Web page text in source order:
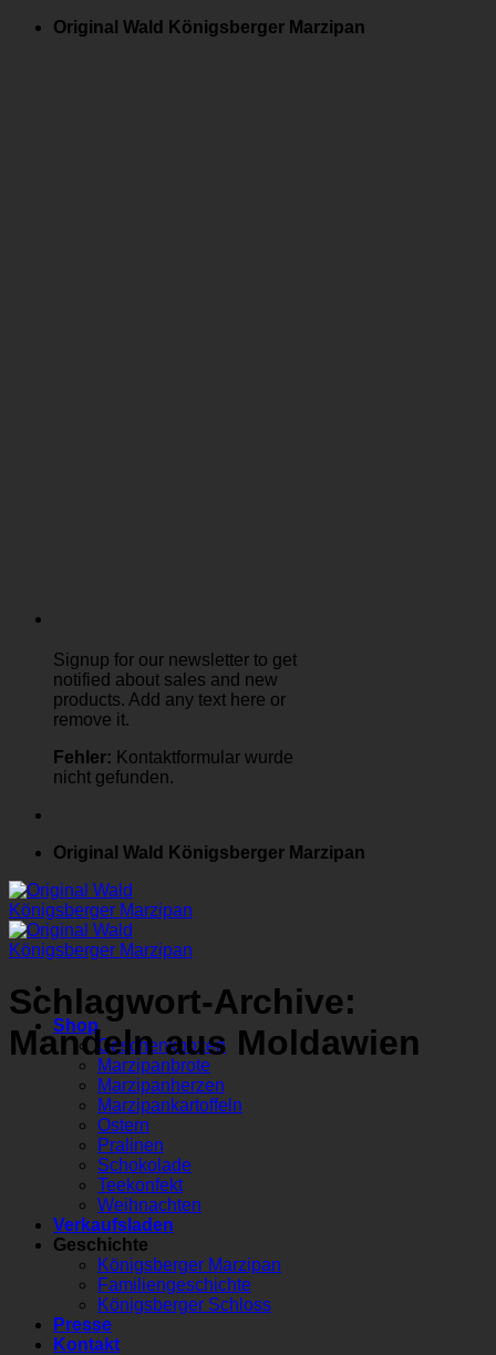
Zum
Original Wald Königsberger Marzipan
Signup for our newsletter to get
notified about sales and new
products. Add any text here or
remove it.
Fehler: Kontaktformular wurde
nicht gefunden.
Original Wald Königsberger Marzipan
Shop
Geschenkboxen
Marzipanbrote
Marzipanherzen
Marzipankartoffeln
Ostern
Pralinen
Schokolade
Teekonfekt
Weihnachten
Verkaufsladen
Geschichte
Königsberger Marzipan
Familiengeschichte
Königsberger Schloss
Presse
Kontakt
Schlagwort-Archive:
Mandeln aus Moldawien